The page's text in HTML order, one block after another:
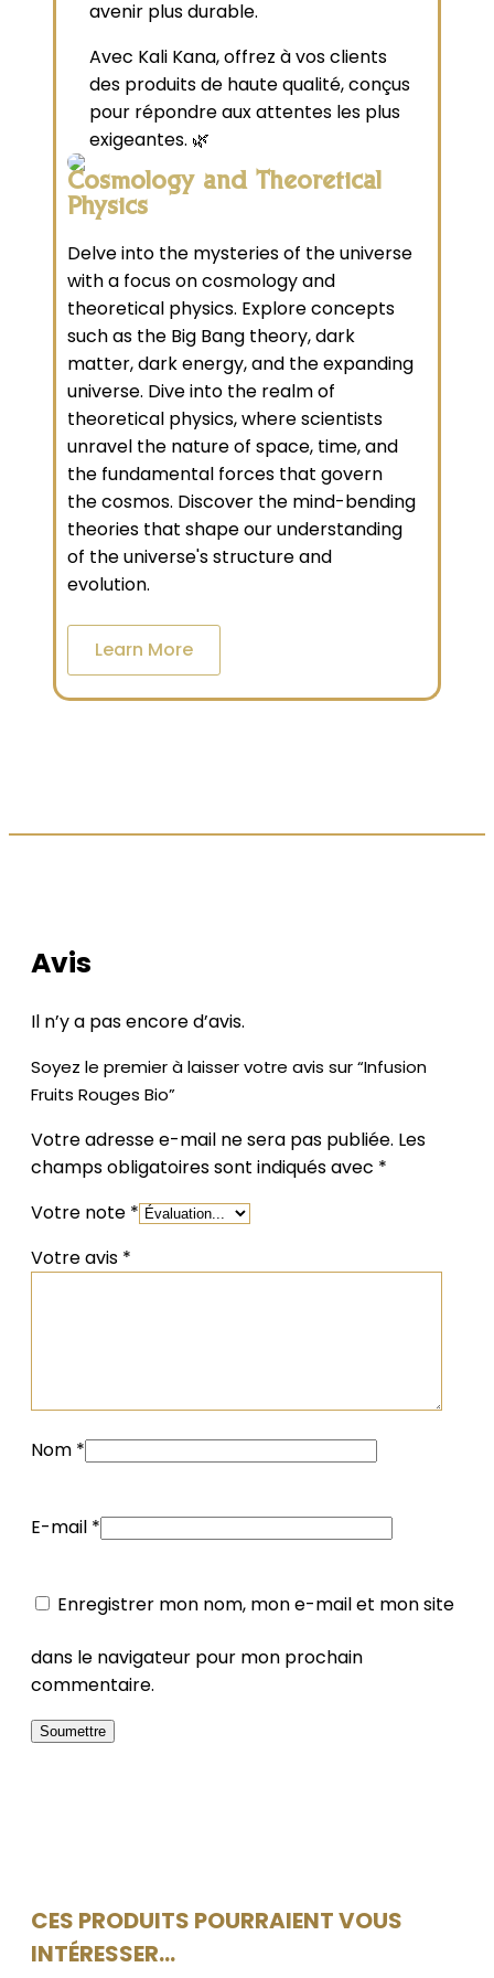
avenir plus durable.
Avec Kali Kana, offrez à vos clients
des produits de haute qualité, conçus
pour répondre aux attentes les plus
exigeantes. 🌿
Cosmology and Theoretical
Physics
Delve into the mysteries of the universe
with a focus on cosmology and
theoretical physics. Explore concepts
such as the Big Bang theory, dark
matter, dark energy, and the expanding
universe. Dive into the realm of
theoretical physics, where scientists
unravel the nature of space, time, and
the fundamental forces that govern
the cosmos. Discover the mind-bending
theories that shape our understanding
of the universe's structure and
evolution.
Learn More
Avis
Il n’y a pas encore d’avis.
Soyez le premier à laisser votre avis sur “Infusion
Fruits Rouges Bio”
Votre adresse e-mail ne sera pas publiée. Les
champs obligatoires sont indiqués avec *
Votre note *
Votre avis *
Nom *
E-mail *
Enregistrer mon nom, mon e-mail et mon site
dans le navigateur pour mon prochain
commentaire.
CES PRODUITS POURRAIENT VOUS
INTÉRESSER...